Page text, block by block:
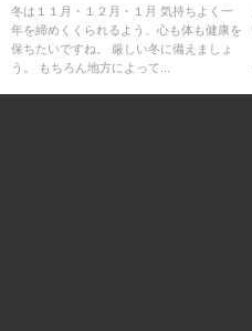
冬は１１月・１２月・１月 気持ちよく一
年を締めくくられるよう、心も体も健康を
保ちたいですね。 厳しい冬に備えましょ
う。 もちろん地方によって...